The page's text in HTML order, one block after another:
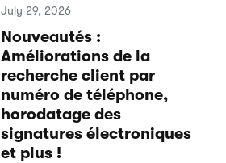
July 29, 2026
Nouveautés :
Améliorations de la
recherche client par
numéro de téléphone,
horodatage des
signatures électroniques
et plus !